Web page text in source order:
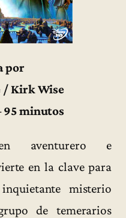
por
/ Kirk Wise
95 minutos
aventurero e
en la clave para
misterio
de temerarios